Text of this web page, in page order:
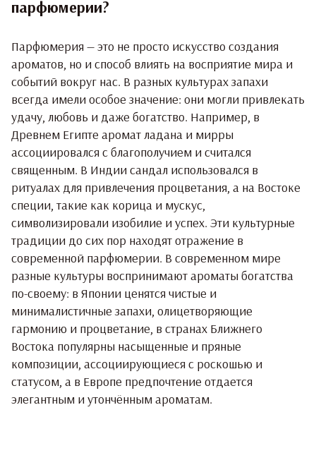
парфюмерии?
Парфюмерия — это не просто искусство создания
ароматов, но и способ влиять на восприятие мира и
событий вокруг нас. В разных культурах запахи
всегда имели особое значение: они могли привлекать
удачу, любовь и даже богатство. Например, в
Древнем Египте аромат ладана и мирры
ассоциировался с благополучием и считался
священным. В Индии сандал использовался в
ритуалах для привлечения процветания, а на Востоке
специи, такие как корица и мускус,
символизировали изобилие и успех. Эти культурные
традиции до сих пор находят отражение в
современной парфюмерии. В современном мире
разные культуры воспринимают ароматы богатства
по-своему: в Японии ценятся чистые и
минималистичные запахи, олицетворяющие
гармонию и процветание, в странах Ближнего
Востока популярны насыщенные и пряные
композиции, ассоциирующиеся с роскошью и
статусом, а в Европе предпочтение отдается
элегантным и утончённым ароматам.